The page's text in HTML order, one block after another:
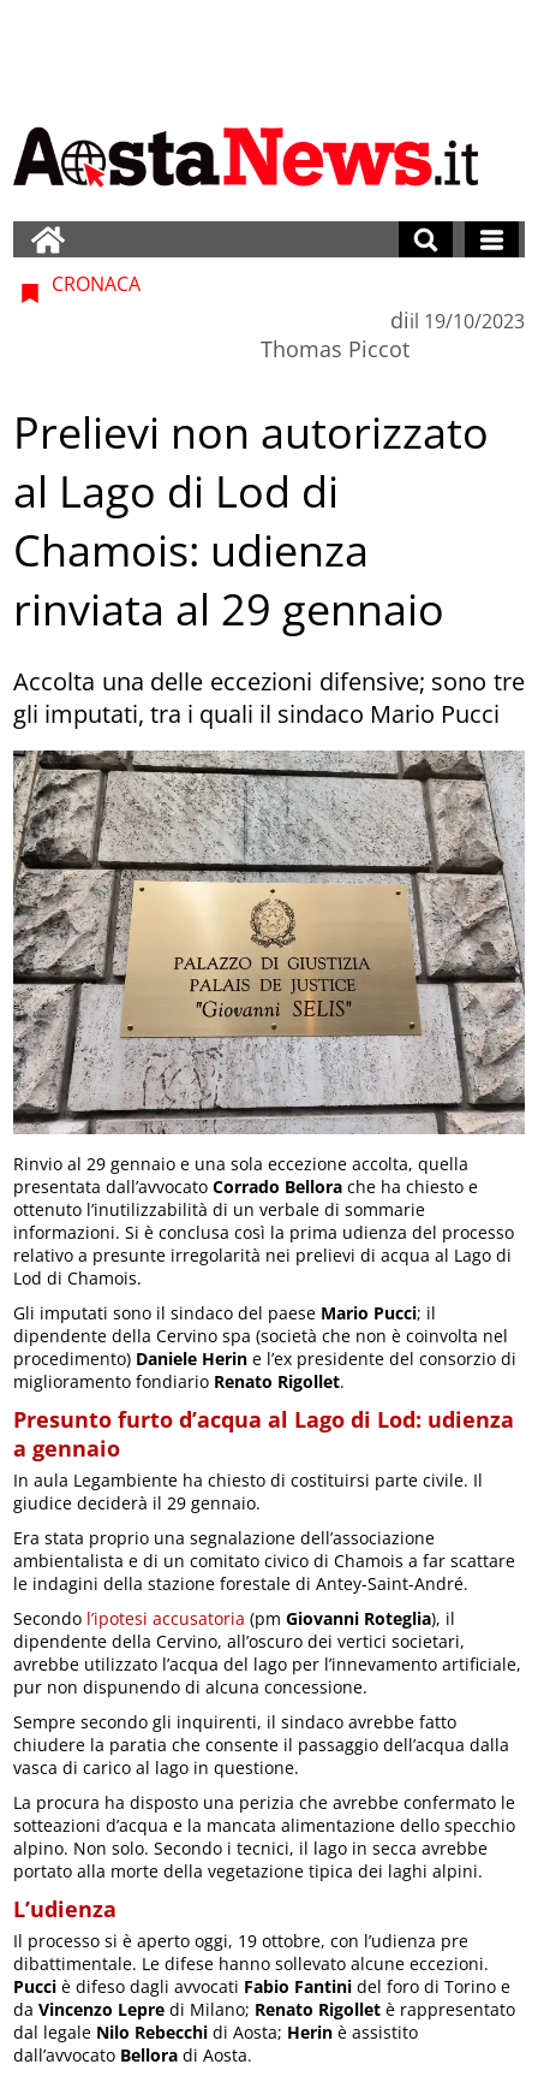
CRONACA
di
Thomas Piccot
il 19/10/2023
Prelievi non autorizzato
al Lago di Lod di
Chamois: udienza
rinviata al 29 gennaio
Accolta una delle eccezioni difensive; sono tre
gli imputati, tra i quali il sindaco Mario Pucci
Rinvio al 29 gennaio e una sola eccezione accolta, quella
presentata dall’avvocatoCorrado Bellora che ha chiesto e
ottenuto l’inutilizzabilità di un verbale di sommarie
informazioni. Si è conclusa così la prima udienza del processo
relativo a presunte irregolarità nei prelievi di acqua al Lago di
Lod di Chamois.
Gli imputati sono il sindaco del paese Mario Pucci; il
dipendente della Cervino spa (società che non è coinvolta nel
procedimento) Daniele Herin e l’ex presidente del consorzio di
miglioramento fondiario Renato Rigollet.
Presunto furto d’acqua al Lago di Lod: udienza
a gennaio
In aula Legambiente ha chiesto di costituirsi parte civile. Il
giudice deciderà il 29 gennaio.
Era stata proprio una segnalazione dell’associazione
ambientalista e di un comitato civico di Chamois a far scattare
le indagini della stazione forestale di Antey-Saint-André.
Secondo l’ipotesi accusatoria (pmGiovanni Roteglia), il
dipendente della Cervino, all’oscuro dei vertici societari,
avrebbe utilizzato l’acqua del lago per l’innevamento artificiale,
pur non dispunendo di alcuna concessione.
Sempre secondo gli inquirenti, il sindaco avrebbe fatto
chiudere la paratia che consente il passaggio dell’acqua dalla
vasca di carico al lago in questione.
La procura ha disposto una perizia che avrebbe confermato le
sotteazioni d’acqua e la mancata alimentazione dello specchio
alpino. Non solo. Secondo i tecnici, il lago in secca avrebbe
portato alla morte della vegetazione tipica dei laghi alpini.
L’udienza
Il processo si è aperto oggi, 19 ottobre, con l’udienza pre
dibattimentale. Le difese hanno sollevato alcune eccezioni.
Pucci è difeso dagli avvocati Fabio Fantini del foro di Torino e
daVincenzo Lepre di Milano; Renato Rigollet è rappresentato
dal legale Nilo Rebecchi di Aosta; Herin è assistito
dall’avvocato Bellora di Aosta.